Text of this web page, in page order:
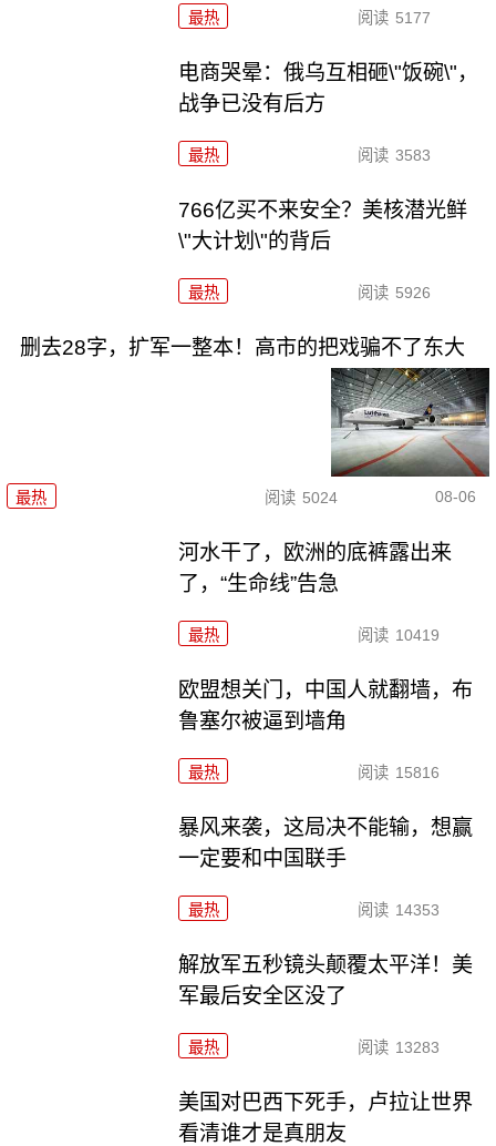
最热 阅读 5177
电商哭晕：俄乌互相砸\"饭碗\"，
战争已没有后方
最热 阅读 3583
766亿买不来安全？美核潜光鲜
\"大计划\"的背后
最热 阅读 5926
删去28字，扩军一整本！高市的把戏骗不了东大
最热 阅读 5024 08-06
河水干了，欧洲的底裤露出来
了，“生命线”告急
最热 阅读 10419
欧盟想关门，中国人就翻墙，布
鲁塞尔被逼到墙角
最热 阅读 15816
暴风来袭，这局决不能输，想赢
一定要和中国联手
最热 阅读 14353
解放军五秒镜头颠覆太平洋！美
军最后安全区没了
最热 阅读 13283
美国对巴西下死手，卢拉让世界
看清谁才是真朋友